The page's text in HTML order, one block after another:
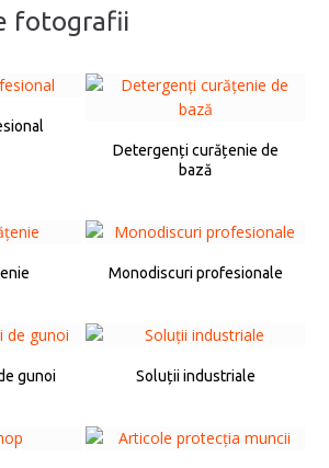
fotografii
Detergenți curățenie de
bază
Monodiscuri profesionale
gunoi Soluții industriale